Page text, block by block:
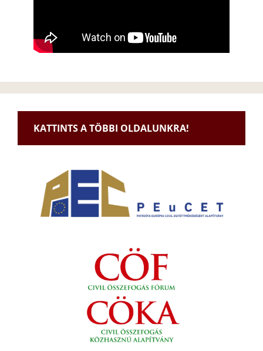
KATTINTS A TÖBBI OLDALUNKRA!